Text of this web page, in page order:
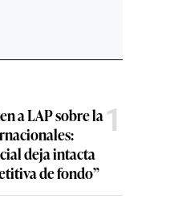
a LAP sobre la
deja intacta
de fondo”
1